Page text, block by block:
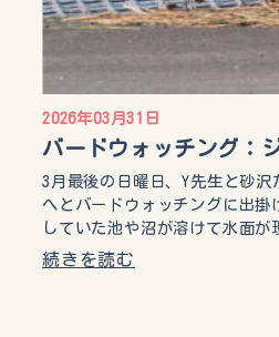
2026年03月31日
バードウォッチング：
3月最後の日曜日、Y先生と砂
へとバードウォッチングに出掛
していた池や沼が溶けて水面
続きを読む